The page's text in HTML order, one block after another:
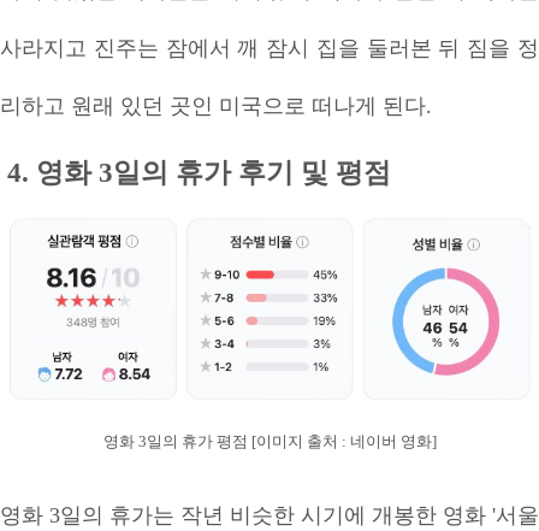
사라지고 진주는 잠에서 깨 잠시 집을 둘러본 뒤 짐을 정
리하고 원래 있던 곳인 미국으로 떠나게 된다.
4. 영화 3일의 휴가 후기 및 평점
영화 3일의 휴가 평점 [이미지 출처 : 네이버 영화]
영화 3일의 휴가는 작년 비슷한 시기에 개봉한 영화 '서울